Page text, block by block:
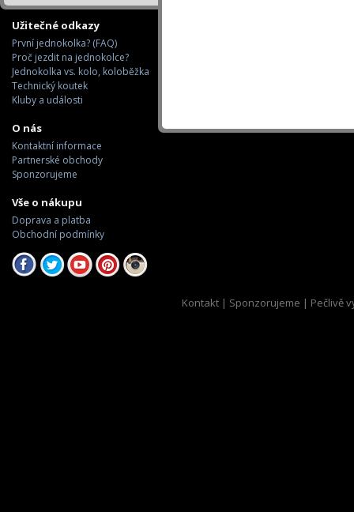
Užitečné odkazy
První jednokolka? (FAQ)
Proč jezdit na jednokolce?
Jednokolka vs. kolo, koloběžka
Technický koutek
Kluby a události
O nás
Kontaktní informace
Partnerské obchody
Sponzorujeme
Vše o nákupu
Doprava a platba
Obchodní podmínky
Kontakt | Sponzorujeme | Pečlivě